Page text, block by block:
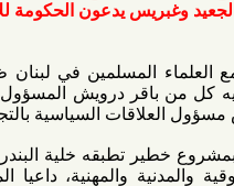
يدعون الحكومة للإعتذار
في لبنان ظهر اليوم
درويش المسؤول الإعلامي
السياسية بالتجمع.
تطبقه خلية البندر يستهدف
والمهنية، داعيا المؤسسات